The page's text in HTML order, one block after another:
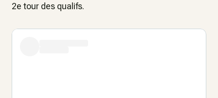
2e tour des qualifs.